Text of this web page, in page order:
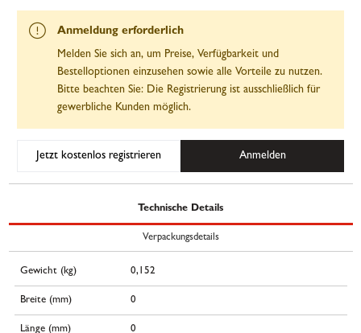
Anmeldung erforderlich
Melden Sie sich an, um Preise, Verfügbarkeit und
Bestelloptionen einzusehen sowie alle Vorteile zu nutzen.
Bitte beachten Sie: Die Registrierung ist ausschließlich für
gewerbliche Kunden möglich.
Jetzt kostenlos registrieren Anmelden
Technische Details
Verpackungsdetails
Gewicht (kg) 0,152
Breite (mm) 0
Länge (mm) 0